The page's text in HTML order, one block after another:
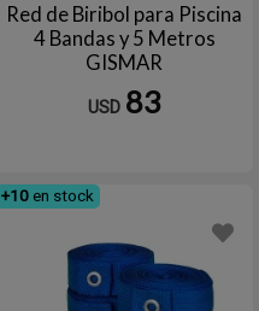
Red de Biribol para Piscina
4 Bandas y 5 Metros
GISMAR
USD 83
+10 en stock